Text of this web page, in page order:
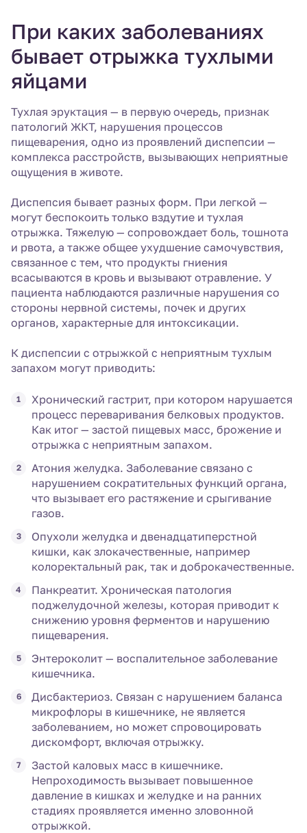
При каких заболеваниях
бывает отрыжка тухлыми
яйцами
Тухлая эруктация — в первую очередь, признак
патологий ЖКТ, нарушения процессов
пищеварения, одно из проявлений диспепсии —
комплекса расстройств, вызывающих неприятные
ощущения в животе.
Диспепсия бывает разных форм. При легкой —
могут беспокоить только вздутие и тухлая
отрыжка. Тяжелую — сопровождает боль, тошнота
и рвота, а также общее ухудшение самочувствия,
связанное с тем, что продукты гниения
всасываются в кровь и вызывают отравление. У
пациента наблюдаются различные нарушения со
стороны нервной системы, почек и других
органов, характерные для интоксикации.
К диспепсии с отрыжкой с неприятным тухлым
запахом могут приводить:
Хронический гастрит, при котором нарушается
процесс переваривания белковых продуктов.
Как итог — застой пищевых масс, брожение и
отрыжка с неприятным запахом.
Атония желудка. Заболевание связано с
нарушением сократительных функций органа,
что вызывает его растяжение и срыгивание
газов.
Опухоли желудка и двенадцатиперстной
кишки, как злокачественные, например
колоректальный рак, так и доброкачественные.
Панкреатит. Хроническая патология
поджелудочной железы, которая приводит к
снижению уровня ферментов и нарушению
пищеварения.
Энтероколит — воспалительное заболевание
кишечника.
Дисбактериоз. Связан с нарушением баланса
микрофлоры в кишечнике, не является
заболеванием, но может спровоцировать
дискомфорт, включая отрыжку.
Застой каловых масс в кишечнике.
Непроходимость вызывает повышенное
давление в кишках и желудке и на ранних
стадиях проявляется именно зловонной
отрыжкой.